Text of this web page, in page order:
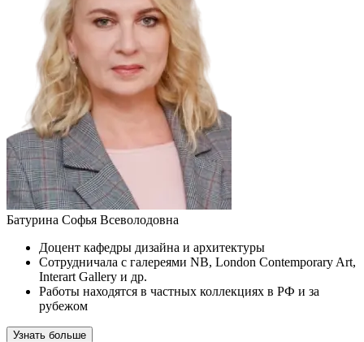
Батурина Софья Всеволодовна
Доцент кафедры дизайна и архитектуры
Сотрудничала с галереями NB, London Contemporary Art,
Interart Gallery и др.
Работы находятся в частных коллекциях в РФ и за
рубежом
Узнать больше